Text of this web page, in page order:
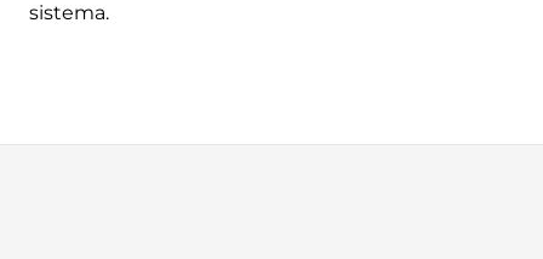
sistema.